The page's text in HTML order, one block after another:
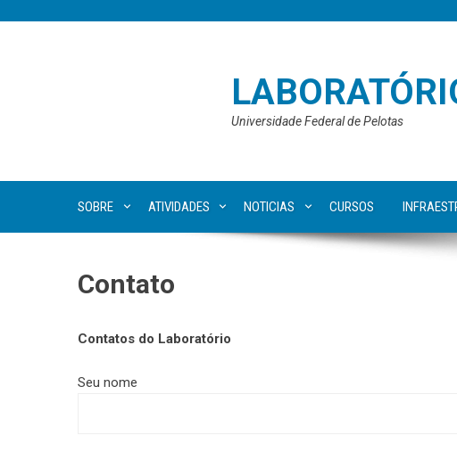
Universidade Federal de Pelotas
SOBRE ATIVIDADES NOTICIAS CURSOS
Contato
Contatos do Laboratório
Seu nome